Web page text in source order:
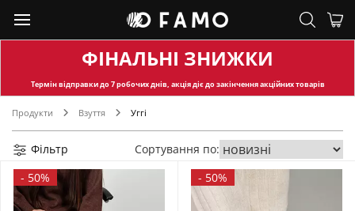
ФІНАЛЬНІ ЗНИЖКИ
Термін відправкидо 7 робочих днів, акція діє до закінчення акційних товарів
Продукти Взуття Уггі
Фільтр
Сортування по:
- 50% - 50%